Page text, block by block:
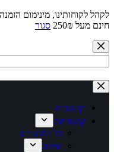
חינם מעל 250₪
סגור
Skip
to
content
No
results
דף הבית
קטגוריות
כל המוצרים
יצירה